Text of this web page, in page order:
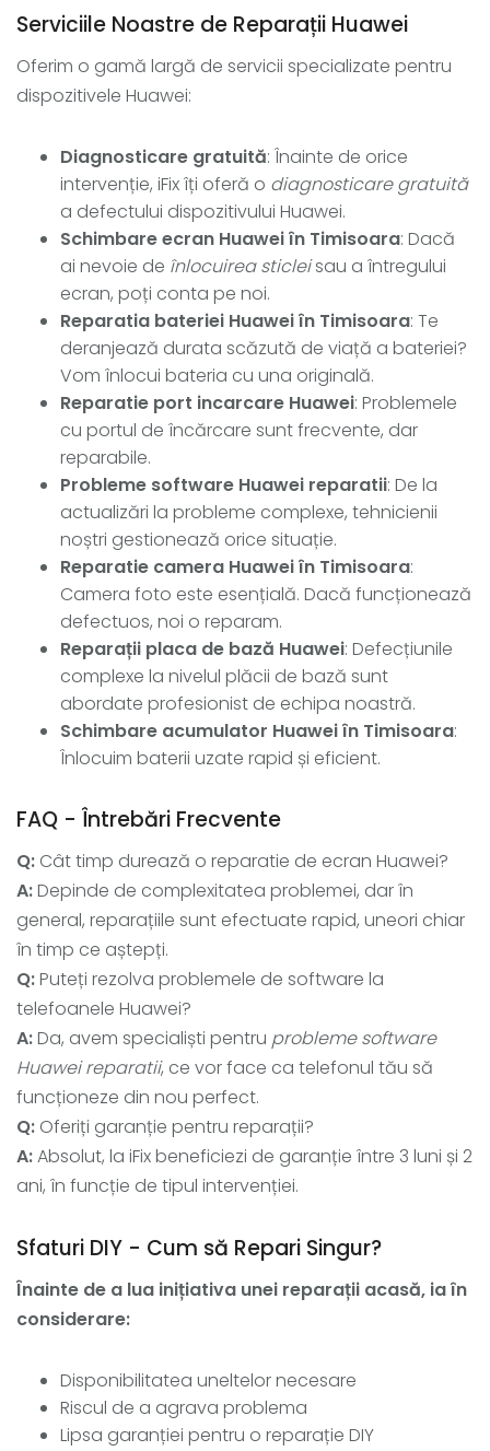
Serviciile Noastre de Reparații Huawei
Oferim o gamă largă de servicii specializate pentru
dispozitivele Huawei:
Diagnosticare gratuită: Înainte de orice
intervenție, iFix îți oferă o diagnosticare gratuită
a defectului dispozitivului Huawei.
Schimbare ecran Huawei în Timisoara: Dacă
ai nevoie de înlocuirea sticleisau a întregului
ecran, poți conta pe noi.
Reparatia bateriei Huawei în Timisoara: Te
deranjează durata scăzută de viață a bateriei?
Vom înlocui bateria cu una originală.
Reparatie port incarcare Huawei: Problemele
cu portul de încărcare sunt frecvente, dar
reparabile.
Probleme software Huawei reparatii: De la
actualizări la probleme complexe, tehnicienii
noștri gestionează orice situație.
Reparatie camera Huawei în Timisoara:
Camera foto este esențială. Dacă funcționează
defectuos, noi o reparam.
Reparații placa de bază Huawei: Defecțiunile
complexe la nivelul plăcii de bază sunt
abordate profesionist de echipa noastră.
Schimbare acumulator Huawei în Timisoara:
Înlocuim baterii uzate rapid și eficient.
FAQ - Întrebări Frecvente
Q: Cât timp durează o reparatie de ecran Huawei?
A:Depinde de complexitatea problemei, dar în
general, reparațiile sunt efectuate rapid, uneori chiar
în timp ce aștepți.
Q:Puteți rezolva problemele de software la
telefoanele Huawei?
A:Da, avem specialiști pentru probleme software
Huawei reparatii, ce vor face ca telefonul tău să
funcționeze din nou perfect.
Q: Oferiți garanție pentru reparații?
A:Absolut, la iFix beneficiezi de garanție între 3 luni și 2
ani, în funcție de tipul intervenției.
Sfaturi DIY - Cum să Repari Singur?
Înainte de a lua inițiativa unei reparații acasă, ia în
considerare:
Disponibilitatea uneltelor necesare
Riscul de a agrava problema
Lipsa garanției pentru o reparație DIY